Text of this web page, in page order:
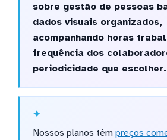
sobre gestão de pessoas
dados visuais organizados,
acompanhando horas
frequência dos
periodicidade que escolher.
Nossos planos têm preços